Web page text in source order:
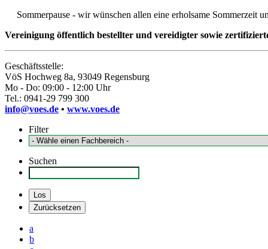
Sommerpause - wir wünschen allen eine erholsame Sommerzeit
Vereinigung öffentlich bestellter und vereidigter sowie
Geschäftsstelle:
VöS Hochweg 8a, 93049 Regensburg
Mo - Do: 09:00 - 12:00 Uhr
Tel.: 0941-29 799 300
info@voes.de • www.voes.de
Filter
Suchen
a
b